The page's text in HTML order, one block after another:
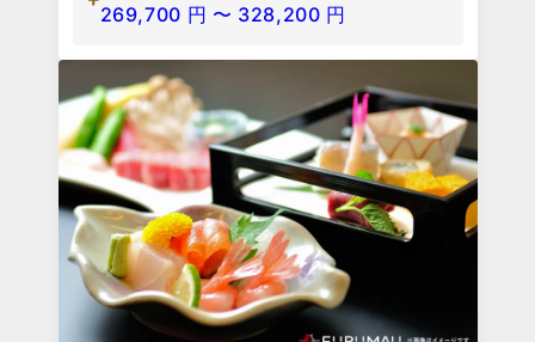
269,700 円 〜 328,200 円